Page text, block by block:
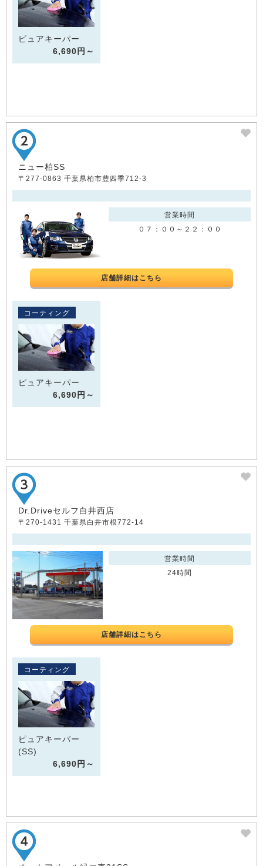
ピュアキーパー
6,690円～
ニュー柏SS
〒277-0863 千葉県柏市豊四季712-3
営業時間
０７：００～２２：００
店舗詳細はこちら
コーティング
ピュアキーパー
6,690円～
Dr.Driveセルフ白井西店
〒270-1431 千葉県白井市根772-14
営業時間
24時間
店舗詳細はこちら
コーティング
ピュアキーパー
(SS)
6,690円～